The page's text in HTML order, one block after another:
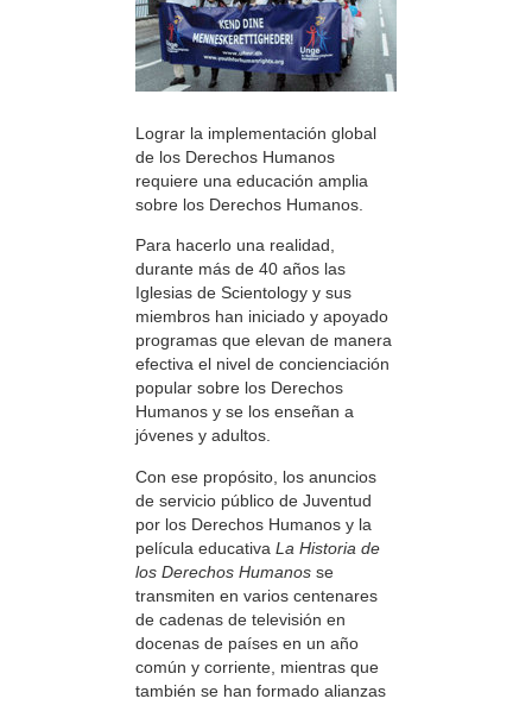
Lograr la implementación global
de los Derechos Humanos
requiere una educación amplia
sobre los Derechos Humanos.
Para hacerlo una realidad,
durante más de 40 años las
Iglesias de Scientology y sus
miembros han iniciado y apoyado
programas que elevan de manera
efectiva el nivel de concienciación
popular sobre los Derechos
Humanos y se los enseñan a
jóvenes y adultos.
Con ese propósito, los anuncios
de servicio público de Juventud
por los Derechos Humanos y la
película educativa La Historia de
los Derechos Humanos se
transmiten en varios centenares
de cadenas de televisión en
docenas de países en un año
común y corriente, mientras que
también se han formado alianzas